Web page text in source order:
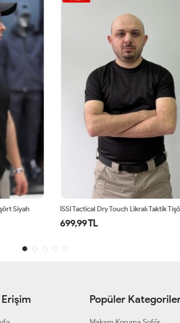
Siyah İSSİ Tactical Dry Touch Likralı Taktik
699,99 TL
Erişim Popüler